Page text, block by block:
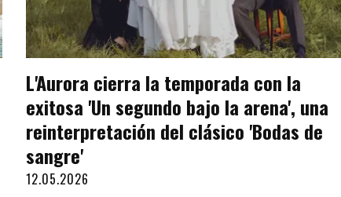
L'Aurora cierra la temporada con la
exitosa 'Un segundo bajo la arena', una
reinterpretación del clásico 'Bodas de
sangre'
12.05.2026